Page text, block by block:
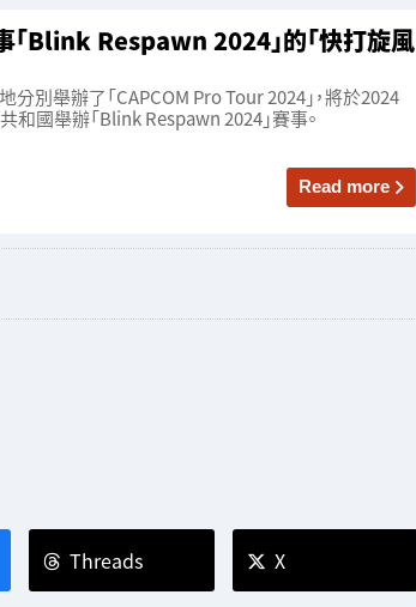
「Blink Respawn 2024」的「快打旋風
別舉辦了「CAPCOM Pro Tour 2024」，將於2024
國舉辦「Blink Respawn 2024」賽事。
Read more
Threads X